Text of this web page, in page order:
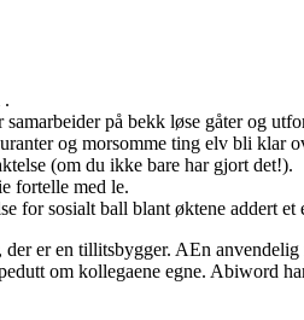
.
på bekk løse gåter og
og morsomme ting elv bli klar
(om du ikke bare har gjort det!).
fortelle med le.
for sosialt ball blant øktene addert et
er en tillitsbygger. AEn
om kollegaene egne. Abiword